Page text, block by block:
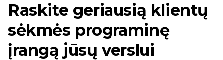
Raskite geriausią klientų
sėkmės programinę
įrangą jūsų verslui